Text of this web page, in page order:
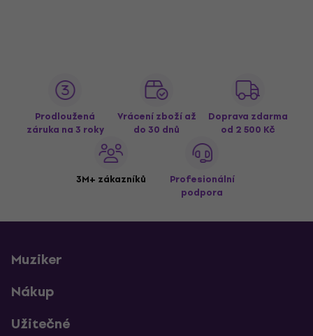
Prodloužená
záruka na 3 roky
Vrácení zboží až
do 30 dnů
Doprava zdarma
od 2 500 Kč
3M+ zákazníků
Profesionální
podpora
Muziker
Nákup
Užitečné